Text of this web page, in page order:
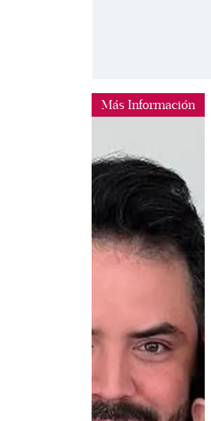
Más Información